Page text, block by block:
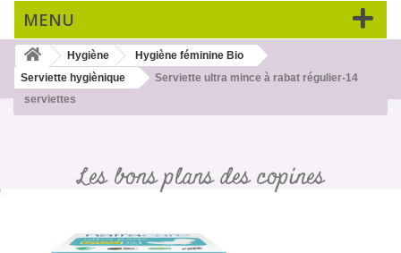
MENU
Hygiène
Hygiène féminine Bio
Serviette hygiènique
Serviette ultra mince à rabat régulier-14
serviettes
Les bons plans des copines